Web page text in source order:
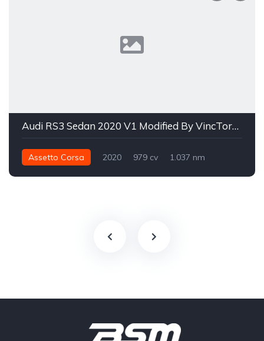
Audi RS3 Sedan 2020 V1 Modified By VincToreto
Assetto Corsa 2020 979 cv
1.037 nm